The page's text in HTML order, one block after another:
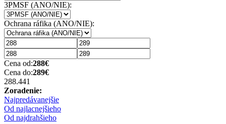
3PMSF (ANO/NIE):
Ochrana ráfika (ANO/NIE):
Cena od:288€
Cena do:289€
288.441
Zoradenie:
Najpredávanejšie
Od najlacnejšieho
Od najdrahšieho